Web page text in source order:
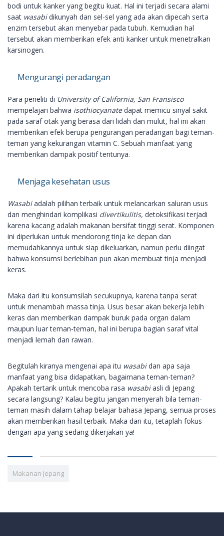
bodi untuk kanker yang begitu kuat. Hal ini terjadi secara alami
saat wasabidikunyah dan sel-sel yang ada akan dipecah serta
enzim tersebut akan menyebar pada tubuh. Kemudian hal
tersebut akan memberikan efek anti kanker untuk menetralkan
karsinogen.
Mengurangi peradangan
Para peneliti di University of California, San Fransisco
mempelajari bahwa isothiocyanatedapat memicu sinyal sakit
pada saraf otak yang berasa dari lidah dan mulut, hal ini akan
memberikan efek berupa pengurangan peradangan bagi teman-
teman yang kekurangan vitamin C. Sebuah manfaat yang
memberikan dampak positif tentunya.
Menjaga kesehatan usus
Wasabiadalah pilihan terbaik untuk melancarkan saluran usus
dan menghindari komplikasi divertikulitis, detoksifikasi terjadi
karena kacang adalah makanan bersifat tinggi serat. Komponen
ini diperlukan untuk mendorong tinja ke depan dan
memudahkannya untuk siap dikeluarkan, namun perlu diingat
bahwa konsumsi berlebihan pun akan membuat tinja menjadi
keras.
Maka dari itu konsumsilah secukupnya, karena tanpa serat
untuk menambah massa tinja. Usus besar akan bekerja lebih
keras dan memberikan dampak buruk pada organ dalam
maupun luar teman-teman, hal ini berupa bagian saraf vital
menjadi lemah dan rawan.
Begitulah kiranya mengenai apa itu wasabidan apa saja
manfaat yang bisa didapatkan, bagaimana teman-teman?
Apakah tertarik untuk mencoba rasa wasabiasli di Jepang
secara langsung? Kalau begitu jangan menyerah bila teman-
teman masih dalam tahap belajar bahasa Jepang, semua proses
akan memberikan hasil terbaik. Maka dari itu, tetaplah fokus
dengan apa yang sedang dikerjakan ya!
Makanan Jepang